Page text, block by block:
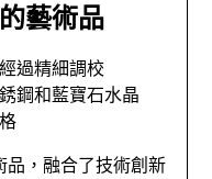
藝術品
過精細調校
鋼和藍寶石水晶
品，融合了技術創新